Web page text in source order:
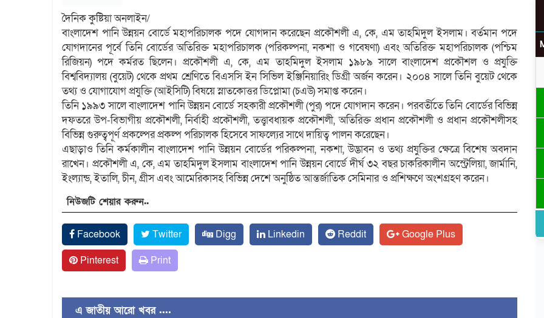
দৈনিক কুষ্টিয়া অনলাইন/
বাংলাদেশ পানি উন্নয়ন বোর্ডে মহাপরিচালক পদে যোগদান করেছেন প্রকৌশলী এ, কে, এম তাহমিদুল ইসলাম। বর্তমান পদে
যোগদানের পূর্বে তিনি বোর্ডের অতিরিক্ত মহাপরিচালক (পরিকল্পনা, নকশা ও গবেষণা) এবং অতিরিক্ত মহাপরিচালক (পশ্চিম
রিজিয়ন) পদে কর্মরত ছিলেন। প্রকৌশলী এ, কে, এম তাহমিদুল ইসলাম ১৯৮৯ সালে বাংলাদেশ প্রকৌশল ও প্রযুক্তি
বিশ্ববিদ্যালয় (বুয়েট) থেকে প্রথম শ্রেণিতে বিএসসি ইন সিভিল ইঞ্জিনিয়ারিং ডিগ্রী অর্জন করেন। ২০০৪ সালে তিনি বুয়েট থেকে
তথ্য ও যোগাযোগ প্রযুক্তি (আইসিটি) বিষয়ে স্নাতকোত্তর ডিপ্লোমা (চএউ) সমাপ্ত করেন।
তিনি ১৯৯৩ সালে বাংলাদেশ পানি উন্নয়ন বোর্ডে সহকারী প্রকৌশলী (পুর) পদে যোগদান করেন। পরবর্তীতে তিনি বোর্ডের বিভিন্ন
দফতরে উপ-বিভাগীয় প্রকৌশলী, নির্বাহী প্রকৌশলী, তত্ত্বাবধায়ক প্রকৌশলী, অতিরিক্ত প্রধান প্রকৌশলী ও প্রধান প্রকৌশলীসহ
বিভিন্ন গুরুত্বপূর্ণ প্রকল্পের প্রকল্প পরিচালক হিসেবে সাফল্যের সাথে দায়িত্ব পালন করেছেন।
এছাড়াও তিনি কর্মকালীন বাংলাদেশ পানি উন্নয়ন বোর্ডের পরিকল্পনা, নকশা, উদ্ভাবন ও তথ্য প্রযুক্তির ক্ষেত্রে বিশেষ অবদান
রাখেন। প্রকৌশলী এ, কে, এম তাহমিদুল ইসলাম বাংলাদেশ পানি উন্নয়ন বোর্ডে দীর্ঘ ৩২ বছর চাকরিকালীন অস্ট্রেলিয়া, জার্মানি,
ইংল্যান্ড, ইতালি, চীন, গ্রীস এবং আমেরিকাসহ বিভিন্ন দেশে অনুষ্ঠিত আন্তর্জাতিক সেমিনার ও প্রশিক্ষণে অংশগ্রহণ করেন।
নিউজটি শেয়ার করুন..
Facebook Twitter Digg Linkedin Reddit
Google Plus
Pinterest
Print
এ জাতীয় আরো খবর ....